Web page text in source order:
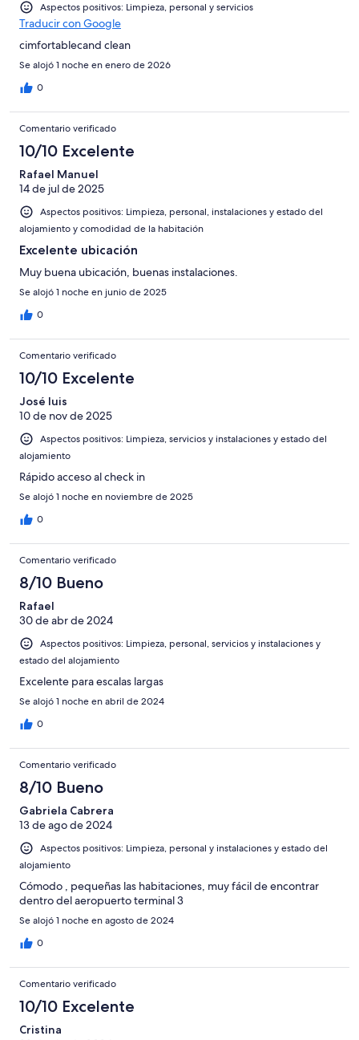
Aspectos positivos: Limpieza, personal y servicios
Traducir con Google
cimfortablecand clean
Se alojó 1 noche en enero de 2026
0
Comentario verificado
10/10 Excelente
Rafael Manuel
14 de jul de 2025
Aspectos positivos: Limpieza, personal, instalaciones y estado del
alojamiento y comodidad de la habitación
Excelente ubicación
Muy buena ubicación, buenas instalaciones.
Se alojó 1 noche en junio de 2025
0
Comentario verificado
10/10 Excelente
José luis
10 de nov de 2025
Aspectos positivos: Limpieza, servicios y instalaciones y estado del
alojamiento
Rápido acceso al check in
Se alojó 1 noche en noviembre de 2025
0
Comentario verificado
8/10 Bueno
Rafael
30 de abr de 2024
Aspectos positivos: Limpieza, personal, servicios y instalaciones y
estado del alojamiento
Excelente para escalas largas
Se alojó 1 noche en abril de 2024
0
Comentario verificado
8/10 Bueno
Gabriela Cabrera
13 de ago de 2024
Aspectos positivos: Limpieza, personal y instalaciones y estado del
alojamiento
Cómodo , pequeñas las habitaciones, muy fácil de encontrar
dentro del aeropuerto terminal 3
Se alojó 1 noche en agosto de 2024
0
Comentario verificado
10/10 Excelente
Cristina